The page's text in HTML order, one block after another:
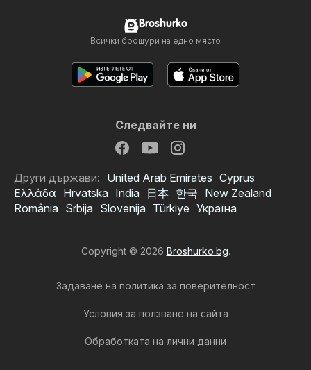
Broshurko
Всички брошури на едно място
Следвайте ни
Други държави: United Arab Emirates Cyprus
Ελλάδα Hrvatska India 日本 한국 New Zealand
România Srbija Slovenija Türkiye Україна
Copyright © 2026 Broshurko.bg.
Задаване на политика за поверителност
Условия за ползване на сайта
Обработката на лични данни